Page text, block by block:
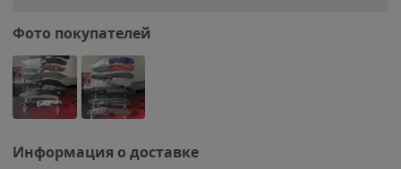
Фото покупателей
Информация о доставке